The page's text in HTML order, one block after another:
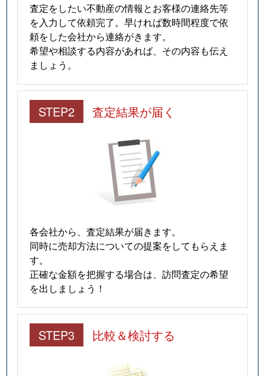
査定をしたい不動産の情報とお客様の連絡先等
を入力して依頼完了。早ければ数時間程度で依
頼をした会社から連絡がきます。
希望や相談する内容があれば、その内容も伝え
ましょう。
STEP2 査定結果が届く
各会社から、査定結果が届きます。
同時に売却方法についての提案をしてもらえま
す。
正確な金額を把握する場合は、訪問査定の希望
を出しましょう！
STEP3 比較＆検討する